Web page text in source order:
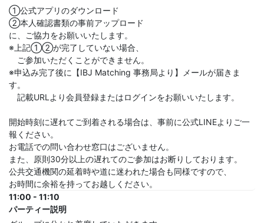
①公式アプリのダウンロード
②本人確認書類の事前アップロード
に、ご協力をお願いいたします。
※上記①②が完了していない場合、
ご参加いただくことができません。
※申込み完了後に【IBJ Matching 事務局より】メールが届きま
す。
記載URLより会員登録またはログインをお願いいたします。
開始時刻に遅れてご到着される場合は、事前に公式LINEよりご一
報ください。
お電話での問い合わせ窓口はございません。
また、原則30分以上の遅れてのご参加はお断りしております。
公共交通機関の延着時や道に迷われた場合も同様ですので、
お時間に余裕を持ってお越しください。
11:00 - 11:10
パーティー説明